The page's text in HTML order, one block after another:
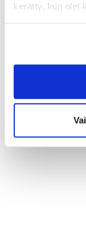
kerätty, kun olet